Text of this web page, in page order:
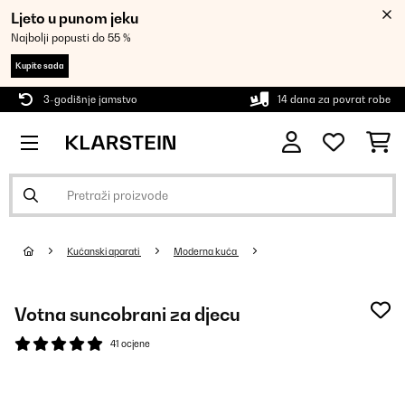
Ljeto u punom jeku
Najbolji popusti do 55 %
Kupite sada
3-godišnje jamstvo 14 dana za povrat robe
Kućanski aparati Moderna kuća
Votna suncobrani za djecu
41 ocjene